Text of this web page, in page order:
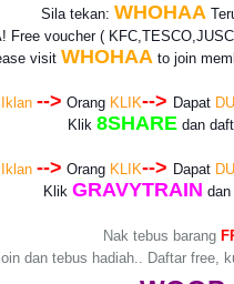
Sila tekan: WHOHAA
Free voucher(
visitWHOHAA to join
Iklan --> Orang KLIK--> Dapat
Klik8SHARE dan
Iklan --> Orang KLIK--> Dapat
Klik GRAVYTRAIN
Nak tebus barang
dan tebus hadiah.. Daftar free,